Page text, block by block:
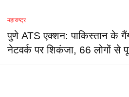
महाराष्ट्र
पुणे ATS एक्शन: पाकिस्तान के
नेटवर्क पर शिकंजा, 66 लोगों से